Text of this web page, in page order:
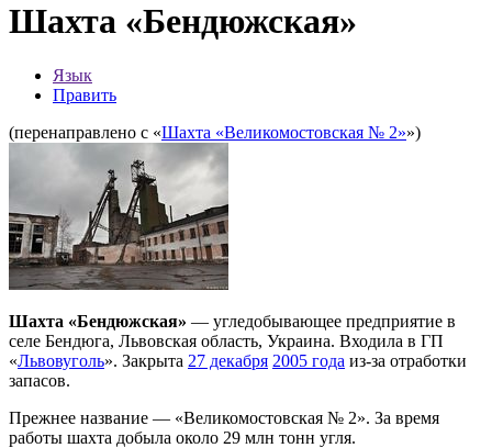
Шахта «Бендюжская»
Язык
Править
(перенаправлено с «Шахта «Великомостовская № 2»»)
Шахта «Бендюжская» — угледобывающее предприятие в
селе Бендюга, Львовская область, Украина. Входила в ГП
«Львовуголь». Закрыта 27 декабря 2005 года из-за отработки
запасов.
Прежнее название — «Великомостовская № 2». За время
работы шахта добыла около 29 млн тонн угля.